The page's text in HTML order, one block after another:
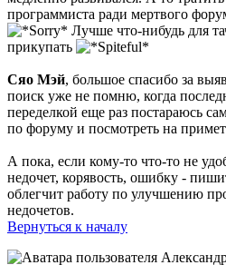
программиста ради мертвого
Лучше что-нибудь для
прикупать
Сяо Мэй, большое спасибо за
поиск уже не помню, когда
переделкой еще раз постараюсь
по форуму и посмотреть на примет
А пока, если кому-то что-то не
недочет, корявость, ошибку -
облегчит работу по улучшению
недочетов.
Вернуться к началу